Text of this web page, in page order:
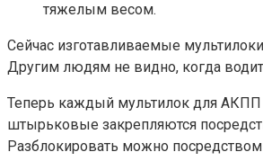
тяжелым весом.
Сейчас изготавливаемые
Другим людям не видно, когда
Теперь каждый мультилок для АКПП
штырьковые закрепляются
Разблокировать можно